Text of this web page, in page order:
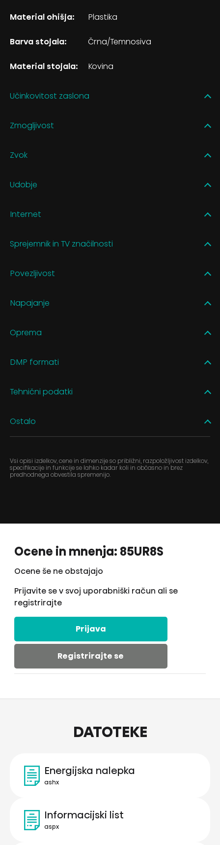
Material ohišja: Plastika
Barva stojala: Črna/Temnosiva
Material stojala: Kovina
Učinkovitost zaslona
Zmogljivost
Zvok
Udobje
Internet
Sprejemnik in TV značilnosti
Povezljivost
Napajanje
Oprema
DMP formati
Tehnični podatki
Ostalo
Vsi opisi izdelkov, cene in dimenzije so približni, razpoložljivost izdelkov,
specifikacije in funkcije se lahko kadar koli in občasno in brez
predhodnega obvestila spremenijo.
Ocene in mnenja: 85UR8S
Ocene še ne obstajajo
Prijavite se v svoj uporabniški račun ali se
registrirajte
Prijava
Registrirajte se
DATOTEKE
Energijska nalepka
ashx
Informacijski list
aspx